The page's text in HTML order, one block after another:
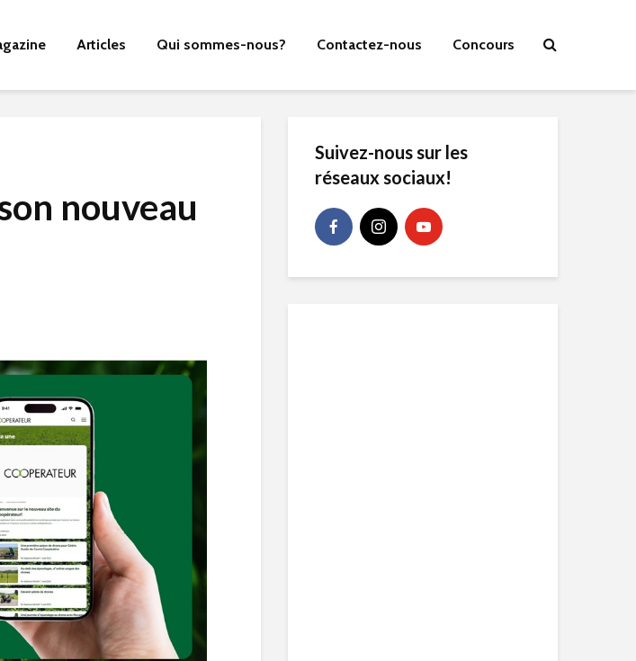
Articles Qui sommes-nous? Contactez-nous Concours
nouveau
Suivez-nous sur les
réseaux sociaux!